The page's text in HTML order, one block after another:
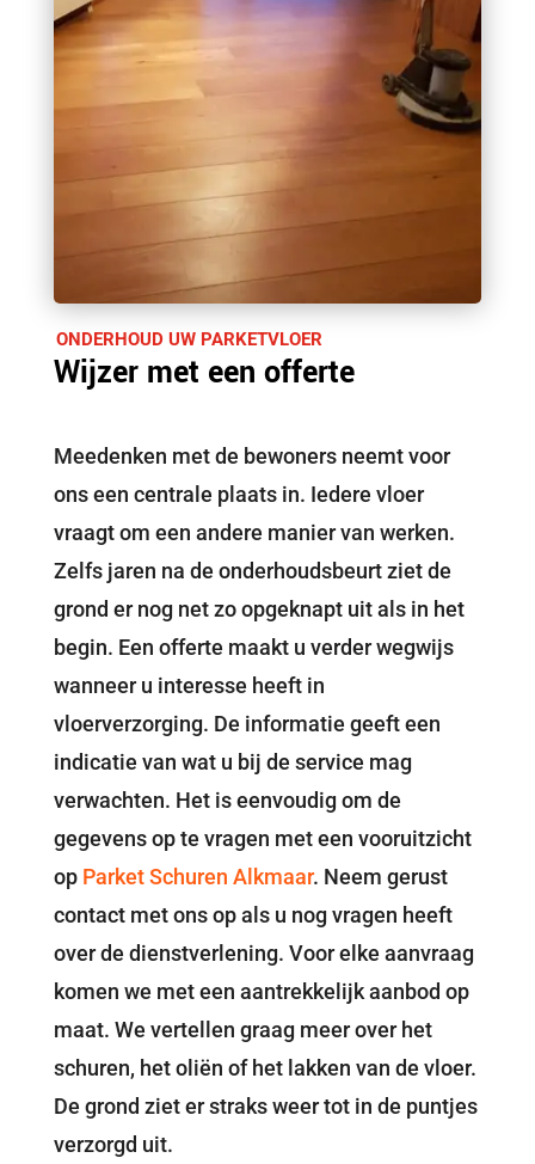
ONDERHOUD UW PARKETVLOER
Wijzer met een offerte
Meedenken met de bewoners neemt voor
ons een centrale plaats in. Iedere vloer
vraagt om een andere manier van werken.
Zelfs jaren na de onderhoudsbeurt ziet de
grond er nog net zo opgeknapt uit als in het
begin. Een offerte maakt u verder wegwijs
wanneer u interesse heeft in
vloerverzorging. De informatie geeft een
indicatie van wat u bij de service mag
verwachten. Het is eenvoudig om de
gegevens op te vragen met een vooruitzicht
op Parket Schuren Alkmaar. Neem gerust
contact met ons op als u nog vragen heeft
over de dienstverlening. Voor elke aanvraag
komen we met een aantrekkelijk aanbod op
maat. We vertellen graag meer over het
schuren, het oliën of het lakken van de vloer.
De grond ziet er straks weer tot in de puntjes
verzorgd uit.